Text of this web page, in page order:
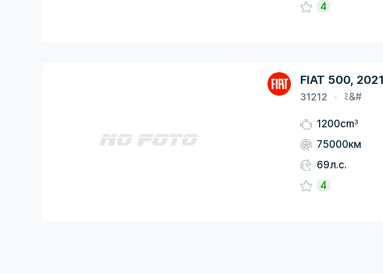
4
FIAT 500, 2021
31212 ﾐ&#
1200cm3
75000км
69л.с.
4